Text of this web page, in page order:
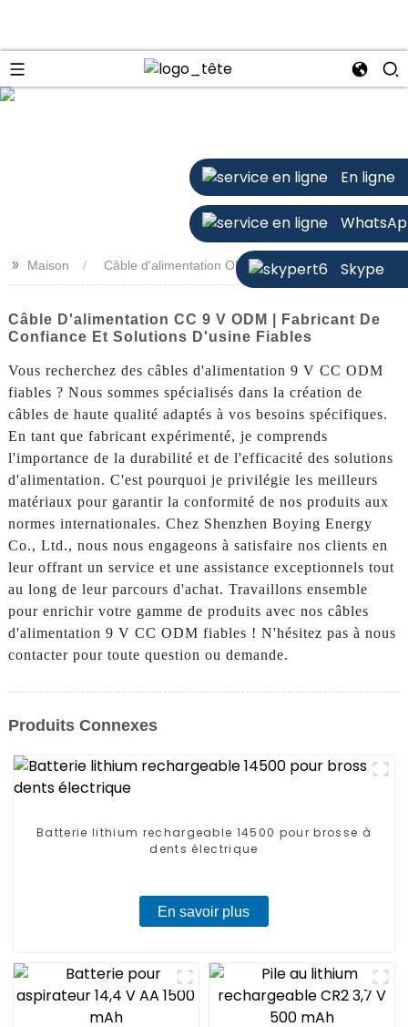
En ligne
Skype
>> Maison Câble d'alimentation ODM 9 V CC
Câble D'alimentation CC 9 V ODM | Fabricant De
Confiance Et Solutions D'usine Fiables
Vous recherchez des câbles d'alimentation 9 V CC ODM
fiables ? Nous sommes spécialisés dans la création de
câbles de haute qualité adaptés à vos besoins spécifiques.
En tant que fabricant expérimenté, je comprends
l'importance de la durabilité et de l'efficacité des solutions
d'alimentation. C'est pourquoi je privilégie les meilleurs
matériaux pour garantir la conformité de nos produits aux
normes internationales. Chez Shenzhen Boying Energy
Co., Ltd., nous nous engageons à satisfaire nos clients en
leur offrant un service et une assistance exceptionnels tout
au long de leur parcours d'achat. Travaillons ensemble
pour enrichir votre gamme de produits avec nos câbles
d'alimentation 9 V CC ODM fiables ! N'hésitez pas à nous
contacter pour toute question ou demande.
Produits Connexes
Batterie lithium rechargeable 14500 pour brosse à
dents électrique
En savoir plus